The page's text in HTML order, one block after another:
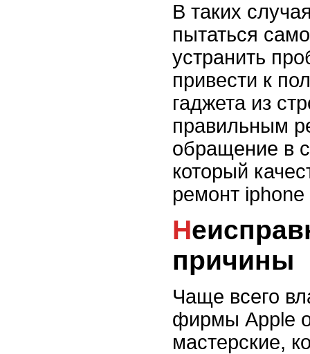
В таких
пытаться
устранить
привести к
гаджета из
правильным
обращение в
который
ремонт iphone
Неисправности и их
причины
Чаще всего
фирмы Apple
мастерские,